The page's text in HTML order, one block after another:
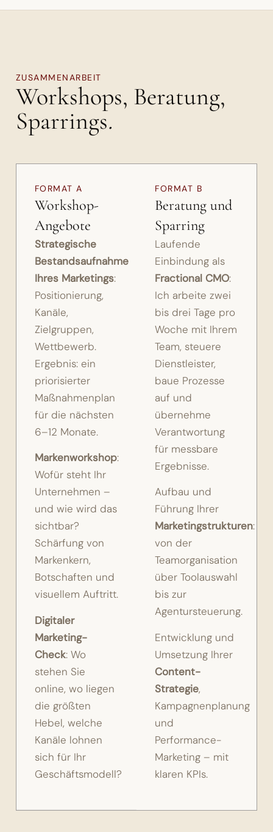
ZUSAMMENARBEIT
Workshops, Beratung,
Sparrings.
FORMAT A
Workshop-
Angebote
Strategische
Bestandsaufnahme
Ihres Marketings:
Positionierung,
Kanäle,
Zielgruppen,
Wettbewerb.
Ergebnis: ein
priorisierter
Maßnahmenplan
für die nächsten
6–12 Monate.
Markenworkshop:
Wofür steht Ihr
Unternehmen –
und wie wird das
sichtbar?
Schärfung von
Markenkern,
Botschaften und
visuellem Auftritt.
Digitaler
Marketing-
Check: Wo
stehen Sie
online, wo liegen
die größten
Hebel, welche
Kanäle lohnen
sich für Ihr
Geschäftsmodell?
FORMAT B
Beratung und
Sparring
Laufende
Einbindung als
Fractional CMO:
Ich arbeite zwei
bis drei Tage pro
Woche mit Ihrem
Team, steuere
Dienstleister,
baue Prozesse
auf und
übernehme
Verantwortung
für messbare
Ergebnisse.
Aufbau und
Führung Ihrer
Marketingstrukturen:
von der
Teamorganisation
über Toolauswahl
bis zur
Agentursteuerung.
Entwicklung und
Umsetzung Ihrer
Content-
Strategie,
Kampagnenplanung
und
Performance-
Marketing – mit
klaren KPIs.